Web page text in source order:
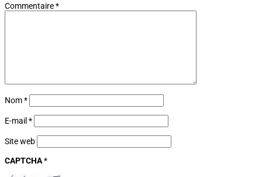
Commentaire*
Nom*
E-mail *
Site web
CAPTCHA*